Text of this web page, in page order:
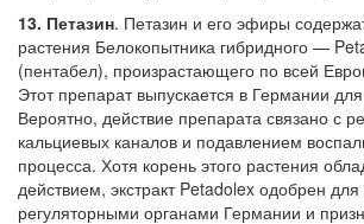
13. Петазин. Петазин и его эфиры
растения Белокопытника гибридного —
(пентабел), произрастающего по всей
Этот препарат выпускается в Германии
Вероятно, действие пре­парата связано с
кальциевых кана­лов и подавлением
процесса. Хотя корень этого растения
действием, экстракт Petadolex одобрен
регуляторными органами Германии и